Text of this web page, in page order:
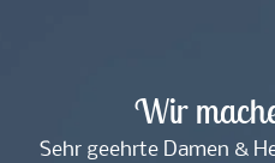
Wir
Sehr geehrte Damen &